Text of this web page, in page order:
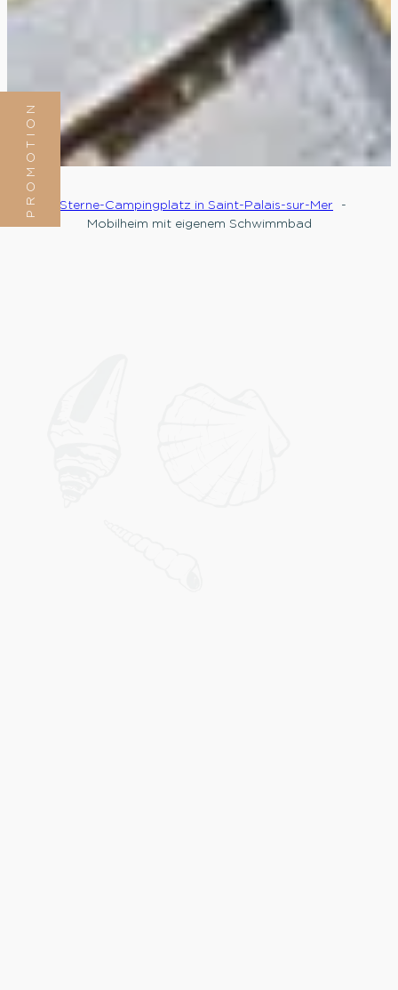
PROMOTION
5-Sterne-Campingplatz in Saint-Palais-sur-Mer
Mobilheim mit eigenem Schwimmbad